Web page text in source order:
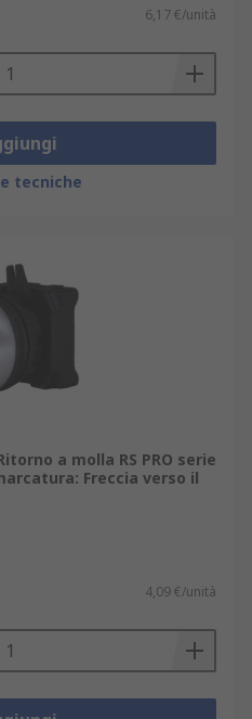
6,17 €/unità
tecniche
a molla RS PRO serie
Freccia verso il
4,09 €/unità